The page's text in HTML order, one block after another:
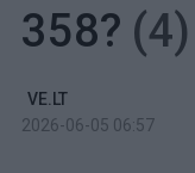
358? (4)
VE.LT
2026-06-05 06:57